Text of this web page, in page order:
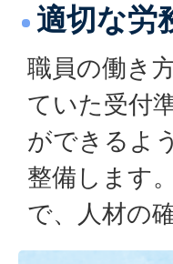
適切な労
職員の働き
ていた受付
ができるよ
整備します
で、人材の